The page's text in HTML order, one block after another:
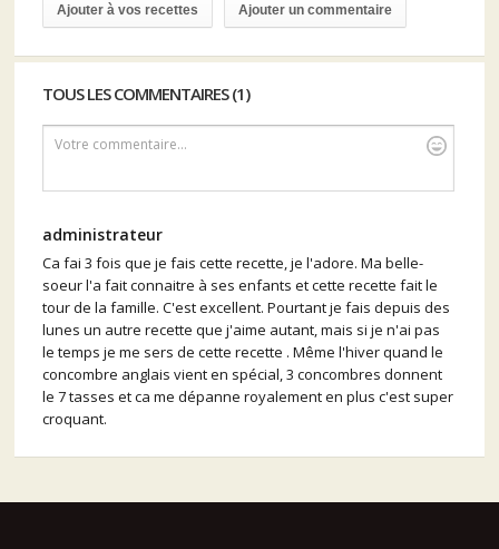
Ajouter à vos recettes Ajouter un commentaire
TOUS LES COMMENTAIRES (1)
Votre commentaire...
administrateur
Ca fai 3 fois que je fais cette recette, je l'adore. Ma belle-
soeur l'a fait connaitre à ses enfants et cette recette fait le
tour de la famille. C'est excellent. Pourtant je fais depuis des
lunes un autre recette que j'aime autant, mais si je n'ai pas
le temps je me sers de cette recette . Même l'hiver quand le
concombre anglais vient en spécial, 3 concombres donnent
le 7 tasses et ca me dépanne royalement en plus c'est super
croquant.